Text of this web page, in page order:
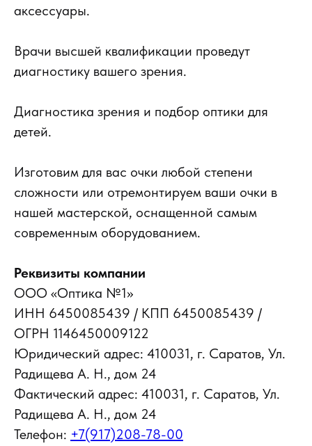
аксессуары.
Врачи высшей квалификации проведут
диагностику вашего зрения.
Диагностика зрения и подбор оптики для
детей.
Изготовим для вас очки любой степени
сложности или отремонтируем ваши очки в
нашей мастерской, оснащенной самым
современным оборудованием.
Реквизиты компании
ООО «Оптика №1»
ИНН 6450085439 / КПП 6450085439 /
ОГРН 1146450009122
Юридический адрес: 410031, г. Саратов, Ул.
Радищева А. Н., дом 24
Фактический адрес: 410031, г. Саратов, Ул.
Радищева А. Н., дом 24
Телефон: +7(917)208-78-00